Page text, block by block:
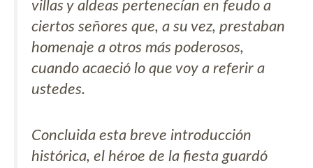
villas y aldeas pertenecían en feudo a
ciertos señores que, a su vez, prestaban
homenaje a otros más poderosos,
cuando acaeció lo que voy a referir a
ustedes.
Concluida esta breve introducción
histórica, el héroe de la fiesta guardó